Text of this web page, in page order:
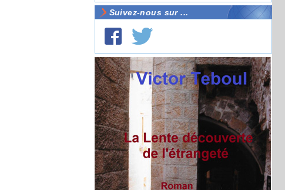
Suivez-nous sur ...